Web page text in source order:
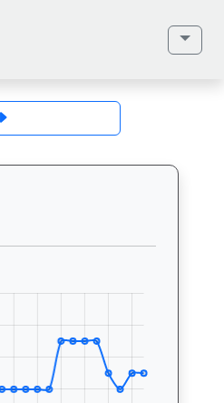
生地、馬齡、毛色、
走勢圖表：追蹤香港賽